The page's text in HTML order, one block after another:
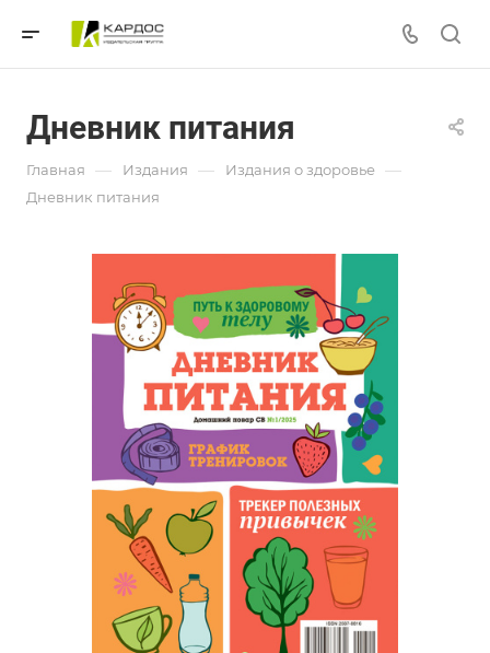
Дневник питания
Главная — Издания — Издания о здоровье —
Дневник питания